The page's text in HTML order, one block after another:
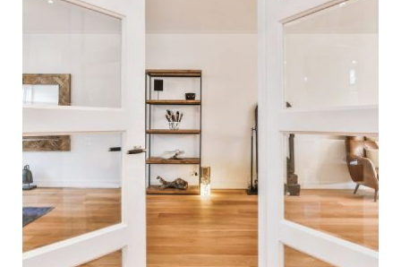
תרבות המגורים החדשה: איך
מעצבים חלל ביתי שמשלב
בין יוקרה שקטה
לפונקציונליות?
בעשור האחרון, וביתר שאת בשנת 2026, תפיסת
המגורים של הצרכן הישראלי עברה מהפכה עמוקה.
הבית שלנו הוא כבר מזמן לא